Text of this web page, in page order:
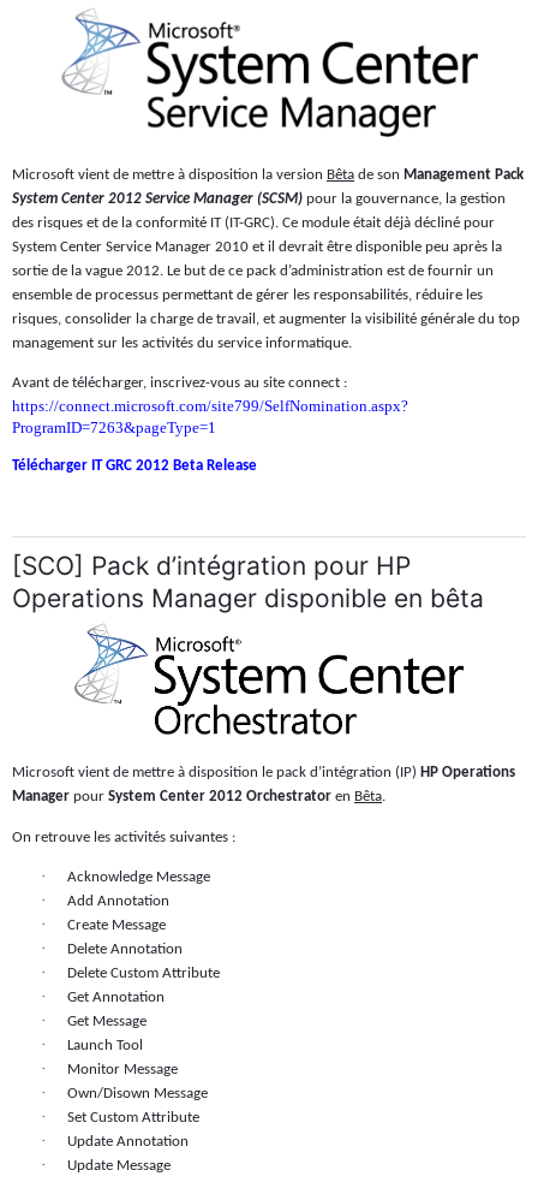
Microsoft vient de mettre à disposition la version Bêta de son Management Pack
System Center 2012 Service Manager (SCSM) pour la gouvernance, la gestion
des risques et de la conformité IT (IT-GRC). Ce module était déjà décliné pour
System Center Service Manager 2010 et il devrait être disponible peu après la
sortie de la vague 2012. Le but de ce pack d’administration est de fournir un
ensemble de processus permettant de gérer les responsabilités, réduire les
risques, consolider la charge de travail, et augmenter la visibilité générale du top
management sur les activités du service informatique.
Avant de télécharger, inscrivez-vous au site connect :
https://connect.microsoft.com/site799/SelfNomination.aspx?
ProgramID=7263&pageType=1
Télécharger IT GRC 2012 Beta Release
[SCO] Pack d’intégration pour HP
Operations Manager disponible en bêta
Microsoft vient de mettre à disposition le pack d’intégration (IP) HP Operations
Manager pour System Center 2012 Orchestrator en Bêta.
On retrouve les activités suivantes :
· Acknowledge Message
· Add Annotation
· Create Message
· Delete Annotation
· Delete Custom Attribute
· Get Annotation
· Get Message
· Launch Tool
· Monitor Message
· Own/Disown Message
· Set Custom Attribute
· Update Annotation
· Update Message